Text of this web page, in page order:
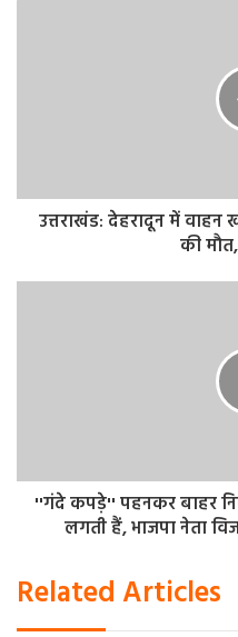
शाइस्ता परवीन की तलाश में
करीबियों की कॉल डिटेल
को पनाह देने वाले संदिग्धों का
पुलिस को अभी तक उसे पकड़
हत्या करने वाले शूटरों की भी
उत्तराखंड: देहरादून में वाहन
की
''गंदे कपड़े'' पहनकर बाहर
लगती हैं, भाजपा नेता
Related Articles